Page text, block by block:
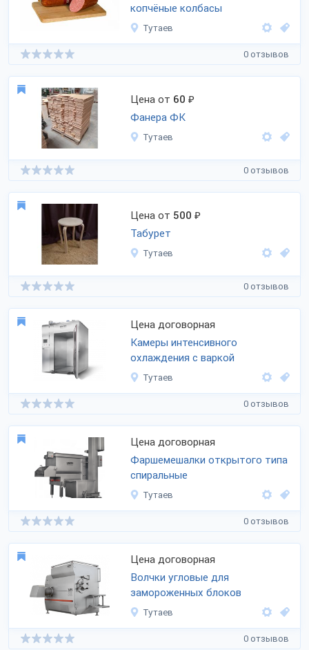
копчёные колбасы
Тутаев
0 отзывов
Цена от 60 ₽
Фанера ФК
Тутаев
0 отзывов
Цена от 500 ₽
Табурет
Тутаев
0 отзывов
Цена договорная
Камеры интенсивного
охлаждения с варкой
Тутаев
0 отзывов
Цена договорная
Фаршемешалки открытого типа
спиральные
Тутаев
0 отзывов
Цена договорная
Волчки угловые для
замороженных блоков
Тутаев
0 отзывов